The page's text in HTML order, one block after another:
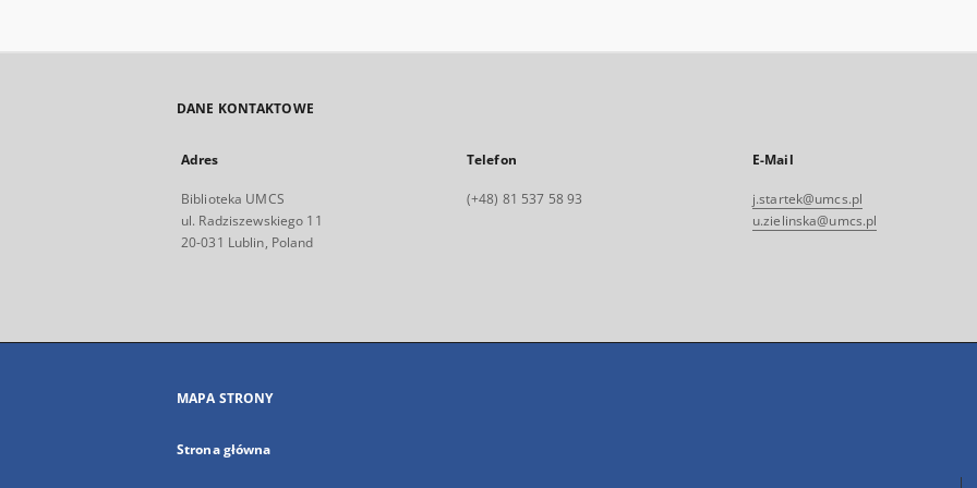
DANE KONTAKTOWE
Adres
Biblioteka UMCS
ul. Radziszewskiego 11
20-031 Lublin, Poland
Telefon
(+48) 81 537 58 93
E-Mail
j.startek@umcs.pl
u.zielinska@umcs.pl
MAPA STRONY
Strona główna